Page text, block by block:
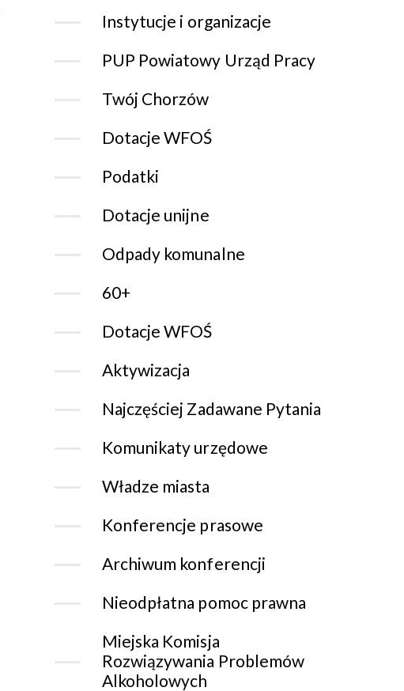
Instytucje i organizacje
PUP Powiatowy Urząd Pracy
Twój Chorzów
Dotacje WFOŚ
Podatki
Dotacje unijne
Odpady komunalne
60+
Dotacje WFOŚ
Aktywizacja
Najczęściej Zadawane Pytania
Komunikaty urzędowe
Władze miasta
Konferencje prasowe
Archiwum konferencji
Nieodpłatna pomoc prawna
Miejska Komisja
Rozwiązywania Problemów
Alkoholowych